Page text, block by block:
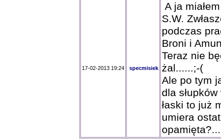
17-02-2013 19:24 specmisiek
A ja
S.W.
podczas
Broni i
Teraz nie
żal......;-(
Ale po tym
dla
łaski to już
umiera
opamięta?...